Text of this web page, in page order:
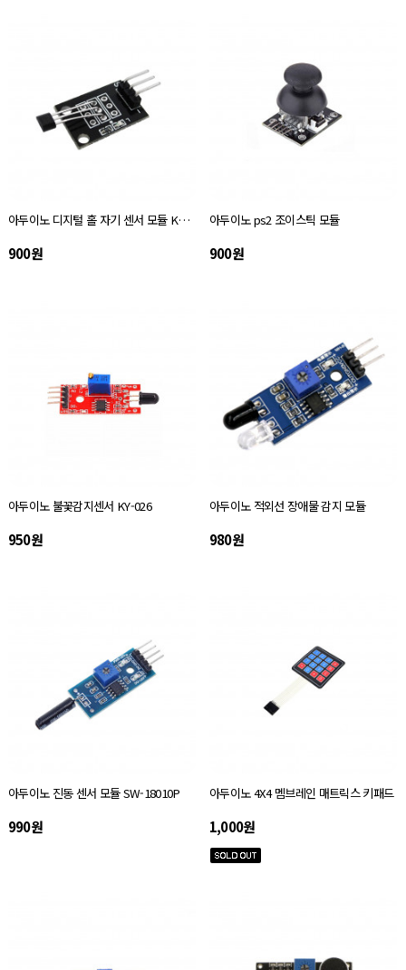
아두이노 디지털 홀 자기 센서 모듈 KY-003
900원
아두이노 ps2 조이스틱 모듈
900원
아두이노 불꽃감지센서 KY-026
950원
아두이노 적외선 장애물 감지 모듈
980원
아두이노 진동 센서 모듈 SW-18010P
990원
아두이노 4X4 멤브레인 매트릭스 키패드
1,000원